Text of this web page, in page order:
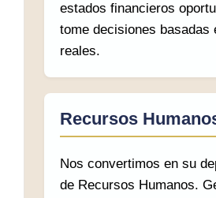
estados financieros
tome decisiones basadas
reales.
Recursos
Nos convertimos en su
de Recursos Humanos.